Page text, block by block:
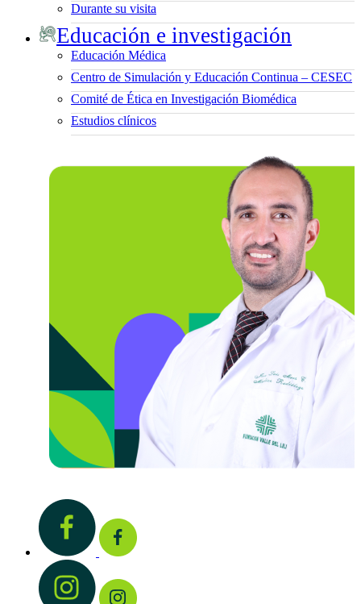
Durante su visita
Educación e investigación
Educación Médica
Centro de Simulación y Educación Continua – CESEC
Comité de Ética en Investigación Biomédica
Estudios clínicos